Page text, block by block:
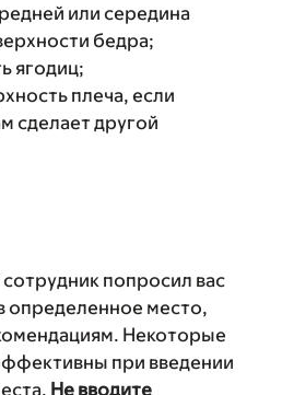
или середина
бедра;
ягодиц;
плеча, если
сделает другой
попросил вас
определенное место,
Некоторые
при введении
Не вводите